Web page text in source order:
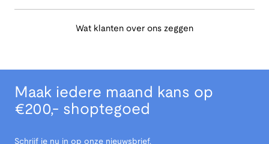
Wat klanten over ons zeggen
Maak iedere maand kans op
€200,- shoptegoed
Schrijf je nu in op onze nieuwsbrief.